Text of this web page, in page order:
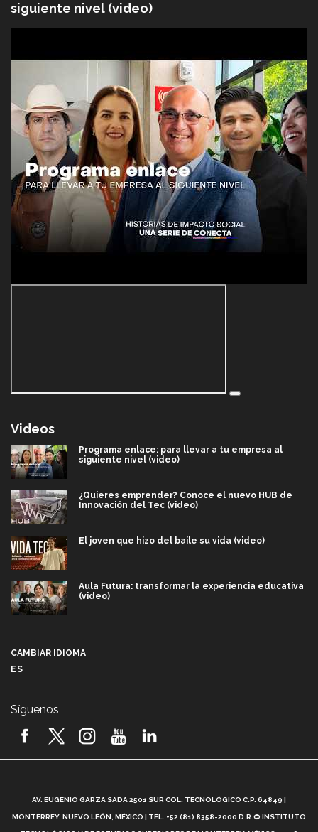
siguiente nivel (video)
Videos
Programa enlace: para llevar a tu empresa al
siguiente nivel (video)
¿Quieres emprender? Conoce el nuevo HUB de
Innovación del Tec (video)
El joven que hizo del baile su vida (video)
Aula Futura: transformar la experiencia educativa
(video)
2026! (video)
¿Cómo es el Modelo Educativo Tec? (video)
CAMBIAR IDIOMA
ES
Síguenos
AV. EUGENIO GARZA SADA 2501 SUR COL. TECNOLÓGICO C.P. 64849 |
MONTERREY, NUEVO LEÓN, MÉXICO | TEL. +52 (81) 8358-2000 D.R.© INSTITUTO